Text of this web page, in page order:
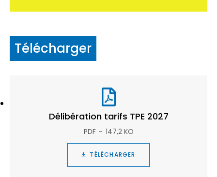
Télécharger
Délibération tarifs TPE 2027
PDF 147,2 KO
TÉLÉCHARGER